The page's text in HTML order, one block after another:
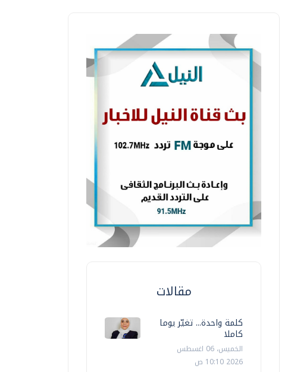
مقالات
كلمة واحدة... تغيّر يوما
كاملا
الخميس، 06 اغسطس
2026 10:10 ص